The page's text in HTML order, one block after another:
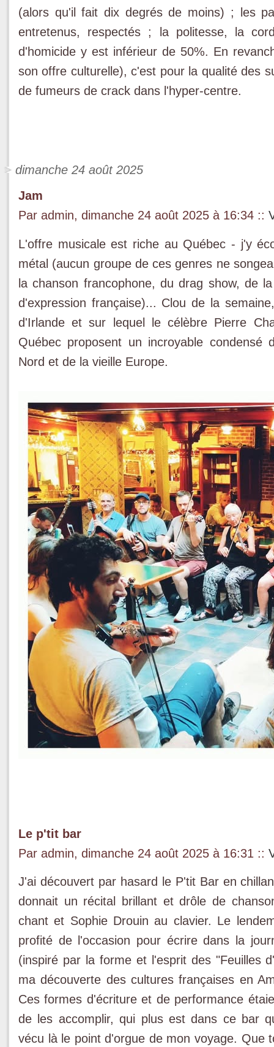
(alors qu'il fait dix degrés de moins) ; les
entretenus, respectés ; la politesse, la
d'homicide y est inférieur de 50%. En
son offre culturelle), c'est pour la qualité des
de fumeurs de crack dans l'hyper-centre.
dimanche 24 août 2025
Jam
Par admin, dimanche 24 août 2025 à 16:34 ::
L'offre musicale est riche au Québec - j'y
métal (aucun groupe de ces genres ne
la chanson francophone, du drag show, de
d'expression française)... Clou de la
d'Irlande et sur lequel le célèbre Pierre
Québec proposent un incroyable condensé
Nord et de la vieille Europe.
Le p'tit bar
Par admin, dimanche 24 août 2025 à 16:31 ::
J'ai découvert par hasard le P'tit Bar en
donnait un récital brillant et drôle de
chant et Sophie Drouin au clavier. Le
profité de l'occasion pour écrire dans la
(inspiré par la forme et l'esprit des "Feuilles
ma découverte des cultures françaises en
Ces formes d'écriture et de performance
de les accomplir, qui plus est dans ce bar
vécu là le point d'orgue de mon voyage. Que